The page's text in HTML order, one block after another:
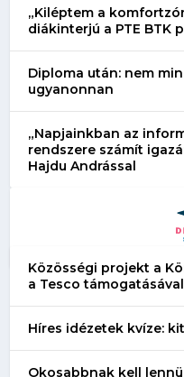
„Kiléptem a
diákinterjú a PTE BTK
Diploma után: nem
ugyanonnan
„Napjainkban az
rendszere számít
Hajdu Andrással
Közösségi projekt a
a Tesco támogatásával
Híres idézetek kvíze:
Okosabbnak kell